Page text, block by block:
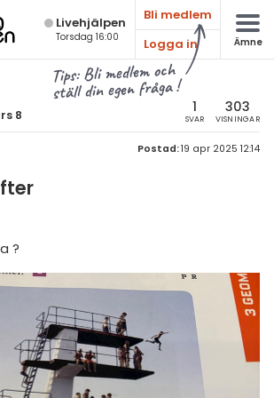
Live­hjälpen
Torsdag 16:00
Bli medlem
Logga in
Ämne
Tips: Bli medlem och
ställ din egen fråga !
8 1
SVAR
303
VISNINGAR
Postad:19 apr 2025 12:14
?
Alla ämnen
Matematik
Alla trådar
Matte 3
Matte 4